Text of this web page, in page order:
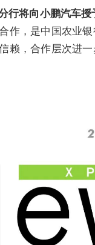
行将向小鹏汽车
作，是中国农业
赖，合作层次进